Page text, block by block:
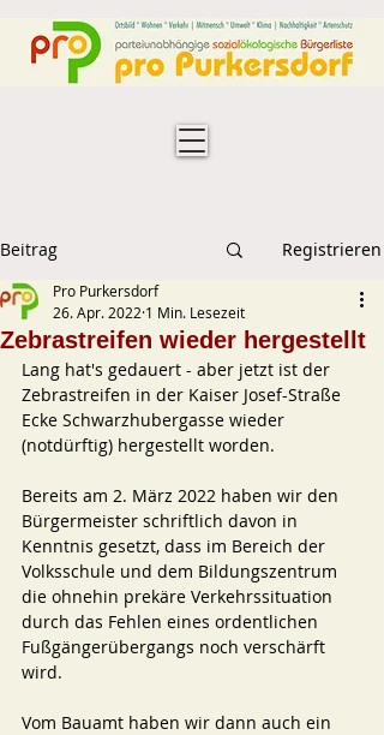
Beitrag Registrieren
Zebrastreifen wieder hergestellt
Pro Purkersdorf
26. Apr. 2022 1 Min. Lesezeit
Lang hat's gedauert - aber jetzt ist der
Zebrastreifen in der Kaiser Josef-Straße
Ecke Schwarzhubergasse wieder
(notdürftig) hergestellt worden.
Bereits am 2. März 2022 haben wir den
Bürgermeister schriftlich davon in
Kenntnis gesetzt, dass im Bereich der
Volksschule und dem Bildungszentrum
die ohnehin prekäre Verkehrssituation
durch das Fehlen eines ordentlichen
Fußgängerübergangs noch verschärft
wird.
Vom Bauamt haben wir dann auch ein